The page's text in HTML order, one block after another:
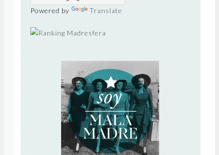
Powered by Translate